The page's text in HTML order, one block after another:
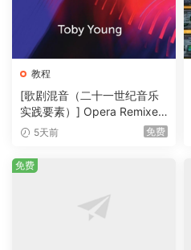
教程
[歌剧混音（二十一世纪音乐
实践要素）] Opera Remixed
(Elements in Twenty-First C
B）
5天前 免费
免费